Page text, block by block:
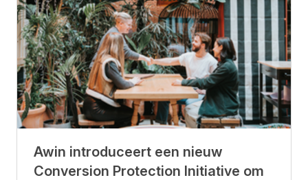
Awin introduceert een nieuw
Conversion Protection Initiative om